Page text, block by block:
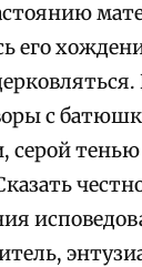
его
с
серой